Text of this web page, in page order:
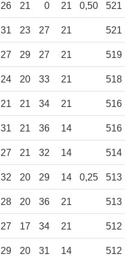
26 21 0 21 0,50 521
31 23 27 21 521
27 29 27 21 519
24 20 33 21 518
21 21 34 21 516
31 21 36 14 516
27 21 32 14 514
32 20 29 14 0,25 513
28 20 36 21 513
27 17 34 21 512
29 20 31 14 512